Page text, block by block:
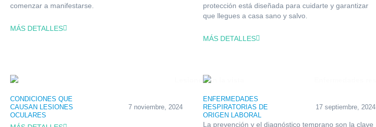
comenzar a manifestarse.
MÁS DETALLES
protección está diseñada para cuidarte y garantizar
que llegues a casa sano y salvo.
MÁS DETALLES
CONDICIONES QUE
CAUSAN LESIONES
OCULARES
7 noviembre, 2024
ENFERMEDADES
RESPIRATORIAS DE
ORIGEN LABORAL
17 septiembre, 2024
La prevención y el diagnóstico temprano son la clave